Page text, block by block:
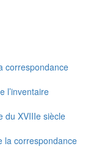
correspondance
l’inventaire
du XVIIIe siècle
la correspondance